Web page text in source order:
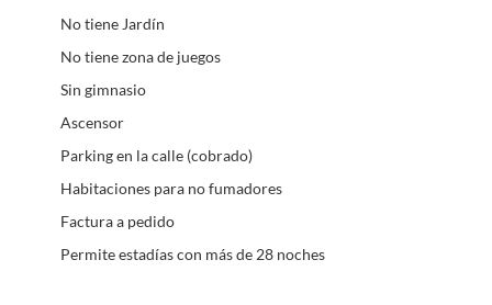
No tiene Jardín
No tiene zona de juegos
Sin gimnasio
Ascensor
Parking en la calle (cobrado)
Habitaciones para no fumadores
Factura a pedido
Permite estadías con más de 28 noches